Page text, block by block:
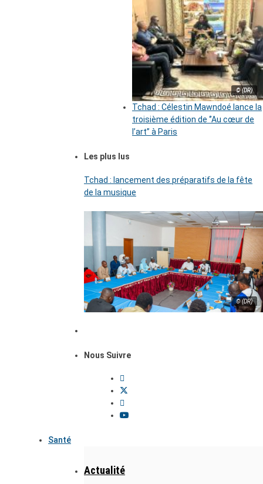
© (DR)
Tchad : Célestin Mawndoé lance la
troisième édition de ‘’Au cœur de
l’art’’ à Paris
Les plus lus
Tchad : lancement des préparatifs de la fête
de la musique
© (DR)
Nous Suivre
Santé
Actualité